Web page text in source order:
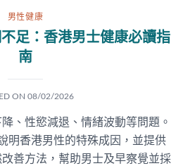
男性健康
足：香港男士健康必讀指
南
ON 08/02/2026
、性慾減退、情緒波動等問題。
明香港男性的特殊成因，並提供
善方法，幫助男士及早察覺並採